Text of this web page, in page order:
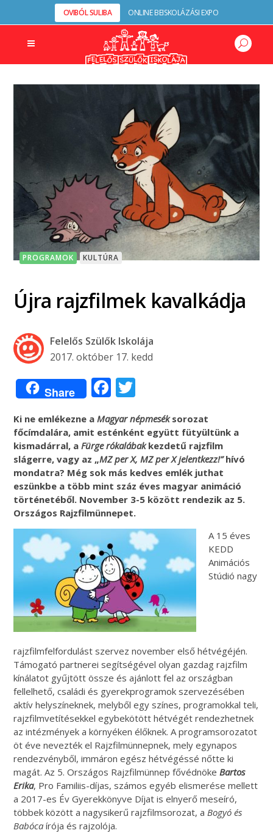
OVIBÓL SULIBA ONLINE BEISKOLÁZÁSI EXPO
PROGRAMOK KULTÚRA
Újra rajzfilmek kavalkádja
Felelős Szülők Iskolája
2017. október 17. kedd
Share Facebook
Ki ne emlékezne aMagyar népmeséksorozat
főcímdalára, amit esténként együtt fütyültünk a
kismadárral, aFürge rókalábakkezdetű rajzfilm
slágerre, vagy az „MZ per X, MZ per X jelentkezz!”hívó
mondatra? Még sok más kedves emlék juthat
eszünkbe a több mint száz éves magyar animáció
történetéből. November 3-5 között rendezik az 5.
Országos Rajzfilmünnepet.
A 15 éves
KEDD
Animációs
Stúdió nagy
rajzfilmfelfordulást szervez november első hétvégéjén.
Támogató partnerei segítségével olyan gazdag rajzfilm
kínálatot gyűjtött össze és ajánlott fel az országban
fellelhető, családi és gyerekprogramok szervezésében
aktív helyszíneknek, melyből egy színes, programokkal teli,
rajzfilmvetítésekkel egybekötött hétvégét rendezhetnek
az intézmények a környéken élőknek. A programsorozatot
öt éve nevezték el Rajzfilmünnepnek, mely egynapos
rendezvényből, immáron egész hétvégéssé nőtte ki
magát. Az 5. Országos Rajzfilmünnep fővédnökeBartos
Erika, Pro Familiis-díjas, számos egyéb elismerése mellett
a 2017-es Év Gyerekkönyve Díjat is elnyerő meseíró,
többek között a nagysikerű rajzfilmsorozat, aBogyó és
Babóca írója és rajzolója.